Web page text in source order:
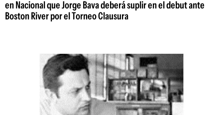
en Nacional que Jorge Bava deberá suplir en el debut ante
Boston River por el Torneo Clausura